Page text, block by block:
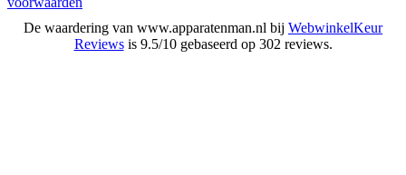
De waardering van www.apparatenman.nl bij WebwinkelKeur
Reviewsis 9.5/10 gebaseerd op 302 reviews.